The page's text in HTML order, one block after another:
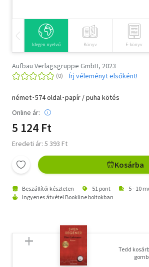
Idegen nyelvű Könyv E-könyv
Aufbau Verlagsgruppe GmbH, 2023
Írj véleményt elsőként!
német･574 oldal･papír / puha kötés
Online ár:
5 124 Ft
Eredeti ár: 5 393 Ft
Kosárba
Beszállítói készleten 51 pont
5 - 10
Ingyenes átvétel Bookline boltokban
Tedd